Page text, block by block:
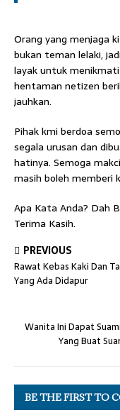
Orang yang menjaga
bukan teman lelaki,
layak untuk
hentaman netizen
jauhkan.
Pihak kmi berdoa
segala urusan dan
hatinya. Semoga
masih boleh memberi
Apa Kata Anda? Dah
Terima Kasih.
PREVIOUS
Rawat Kebas Kaki Dan
Yang Ada Didapur
Wanita Ini Dapat
Yang Buat
BE THE FIRST TO